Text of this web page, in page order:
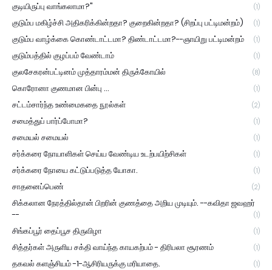
குடியிருப்பு வாங்கலாமா?" (1)
குடும்ப மகிழ்ச்சி அதிகரிக்கின்றதா? குறைகின்றதா? (சிறப்பு பட்டிமன்றம்) (1)
குடும்ப வாழ்க்கை கொண்டாட்டமா? திண்டாட்டமா?--ஞாயிறு பட்டிமன்றம் (1)
குடும்பத்தில் குழப்பம் வேண்டாம் (1)
குலசேகரன்பட்டினம் முத்தாரம்மன் திருக்கோயில் (8)
கொரோனா குணமான பின்பு ... (1)
சட்டம்சார்ந்த உண்மைகதை நூல்கள் (2)
சமைத்துப் பார்ப்போமா? (1)
சமையல் சமையல் (1)
சர்க்கரை நோயாளிகள் செய்ய வேண்டிய உடற்பயிற்சிகள் (1)
சர்க்கரை நோயை கட்டுப்படுத்த யோகா. (1)
சாதனைப்பெண் (2)
சிக்கலான நேரத்தில்தான் பிறரின் குணத்தை அறிய முடியும். --கவிதா ஜவஹர்
--
(1)
சிங்கப்பூர் தைப்பூச திருவிழா (1)
சித்தர்கள் அருளிய சக்தி வாய்ந்த காயகற்பம் - திரிபலா சூரணம் (1)
தகவல் களஞ்சியம் -1-ஆசிரியருக்கு மரியாதை. (1)